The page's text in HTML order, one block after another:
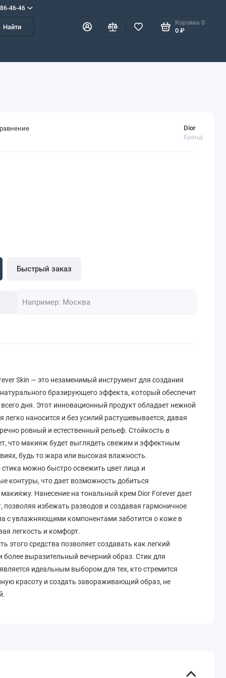
46-46
Найти
Корзина 0
0 ₽
Dior
Бренд
Быстрый заказ
Skin — это незаменимый инструмент для создания
бразирующего эффекта, который обеспечит
дня. Этот инновационный продукт обладает нежной
легко наносится и без усилий растушевывается, давая
ровный и естественный рельеф. Стойкость в
что макияж будет выглядеть свежим и эффектным
будь то жара или высокая влажность.
можно быстро освежить цвет лица и
контуры, что дает возможность добиться
Нанесение на тональный крем Dior Forever дает
позволяя избежать разводов и создавая гармоничное
с увлажняющими компонентами заботится о коже в
легкость и комфорт.
этого средства позволяет создавать как легкий
выразительный вечерний образ. Стик для
идеальным выбором для тех, кто стремится
красоту и создать завораживающий образ, не